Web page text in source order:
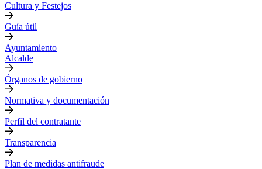
Cultura y Festejos
Guía útil
Ayuntamiento
Alcalde
Órganos de gobierno
Normativa y documentación
Perfil del contratante
Transparencia
Plan de medidas antifraude